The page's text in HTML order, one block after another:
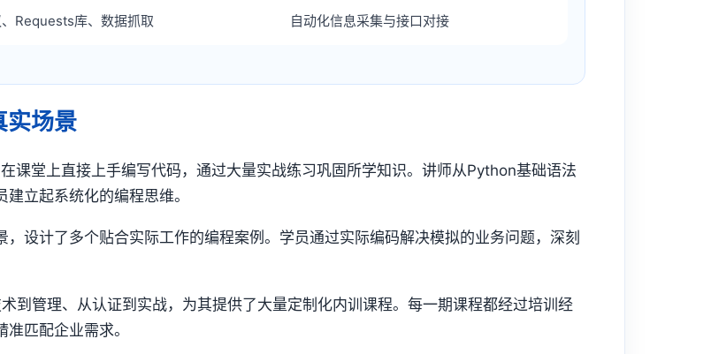
Requests库、数据抓取 自动化信息采集与接口对接
实场景
课堂上直接上手编写代码，通过大量实战练习巩固所学知识。讲师从Python基础语法
立起系统化的编程思维。
设计了多个贴合实际工作的编程案例。学员通过实际编码解决模拟的业务问题，深刻
到管理、从认证到实战，为其提供了大量定制化内训课程。每一期课程都经过培训经
匹配企业需求。